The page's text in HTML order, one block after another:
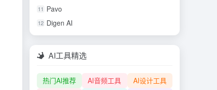
11 Pavo
12 Digen AI
AI工具精选
热门AI推荐 AI音频工具
AI设计工具